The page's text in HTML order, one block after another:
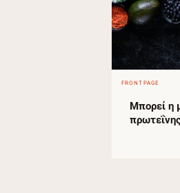
FRONTPAGE
Μπορεί η